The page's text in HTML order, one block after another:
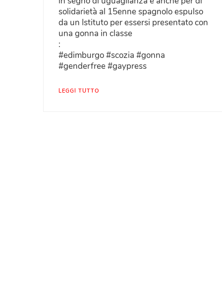
solidarietà al 15enne spagnolo espulso
da un Istituto per essersi presentato con
una gonna in classe
:
#edimburgo #scozia #gonna
#genderfree #gaypress
LEGGI TUTTO